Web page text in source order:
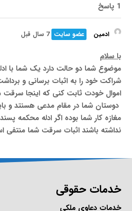
1 پاسخ
ادمین عضو سایت 7 سال قبل
با سلام
موضوع شما دو حالت دارد یک شما با
شراکت خود را به اثبات برسانی و
اموال خودت ثابت کنی که اینجا
دوستان شما در مقام مدعی هسنتد و
مغازه کار شما بوده اگر ادله محکمه
نداشته باشند اثبات سرقت شما منتفی
خدمات حقوقی
خدمات دعاوی ملکی